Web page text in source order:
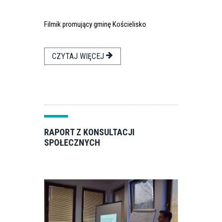
Filmik promujący gminę Kościelisko
CZYTAJ WIĘCEJ
RAPORT Z KONSULTACJI
SPOŁECZNYCH